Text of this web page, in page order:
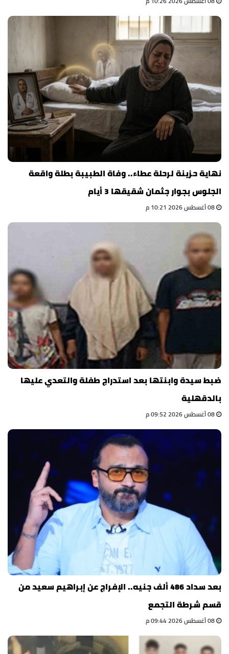
نهاية حزينة لرحلة عطاء.. وفاة الطبيبة بطلة واقعة
الجلوس بجوار جثمان شقيقها 3 أيام
ضبط سيدة وابنتها بعد استدراج طفلة والتعدي عليها
بالدقهلية
بعد سداد 486 ألف جنيه.. الإفراج عن إبراهيم سعيد من
قسم شرطة التجمع